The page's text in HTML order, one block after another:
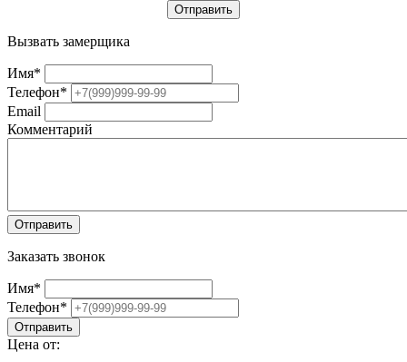
Вызвать замерщика
Имя*
Телефон*
Email
Комментарий
Заказать звонок
Имя*
Телефон*
Цена от: